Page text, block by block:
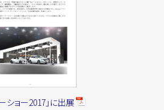
ショー2017」に出展